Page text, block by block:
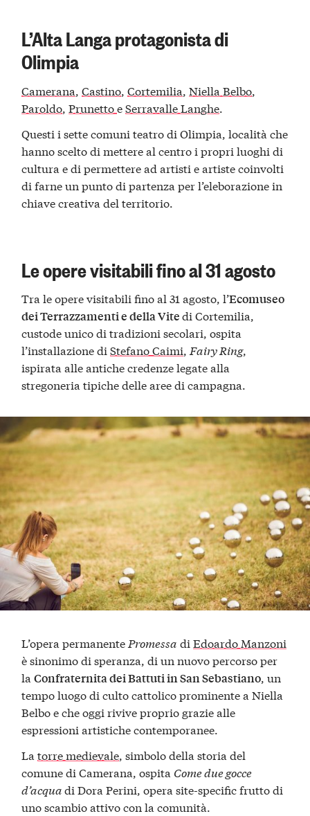
L’Alta Langa protagonista di
Olimpia
Camerana,Castino,Cortemilia,Niella Belbo,
Paroldo,PrunettoeSerravalle Langhe.
Questi i sette comuni teatro di Olimpia, località che
hanno scelto di mettere al centro i propri luoghi di
cultura e di permettere ad artisti e artiste coinvolti
di farne un punto di partenza per l’eleborazione in
chiave creativa del territorio.
Le opere visitabili fino al 31 agosto
Tra le opere visitabili fino al 31 agosto, l’Ecomuseo
dei Terrazzamenti e della Vitedi Cortemilia,
custode unico di tradizioni secolari, ospita
l’installazione diStefano Caimi, Fairy Ring,
ispirata alle antiche credenze legate alla
stregoneria tipiche delle aree di campagna.
L’opera permanente Promessa diEdoardo Manzoni
è sinonimo di speranza, di un nuovo percorso per
laConfraternita dei Battuti in San Sebastiano, un
tempo luogo di culto cattolico prominente a Niella
Belbo e che oggi rivive proprio grazie alle
espressioni artistiche contemporanee.
Latorre medievale, simbolo della storia del
comune di Camerana, ospita Come due gocce
d’acquadi Dora Perini, opera site-specific frutto di
uno scambio attivo con la comunità.